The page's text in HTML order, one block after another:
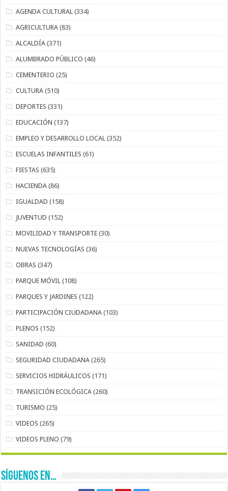
AGENDA CULTURAL (334)
AGRICULTURA (83)
ALCALDÍA (371)
ALUMBRADO PÚBLICO (46)
CEMENTERIO (25)
CULTURA (510)
DEPORTES (331)
EDUCACIÓN (137)
EMPLEO Y DESARROLLO LOCAL (352)
ESCUELAS INFANTILES (61)
FIESTAS (635)
HACIENDA (86)
IGUALDAD (158)
JUVENTUD (152)
MOVILIDAD Y TRANSPORTE (30)
NUEVAS TECNOLOGÍAS (36)
OBRAS (347)
PARQUE MÓVIL (108)
PARQUES Y JARDINES (122)
PARTICIPACIÓN CIUDADANA (103)
PLENOS (152)
SANIDAD (60)
SEGURIDAD CIUDADANA (265)
SERVICIOS HIDRÁULICOS (171)
TRANSICIÓN ECOLÓGICA (260)
TURISMO (25)
VIDEOS (265)
VIDEOS PLENO (79)
SÍGUENOS EN…